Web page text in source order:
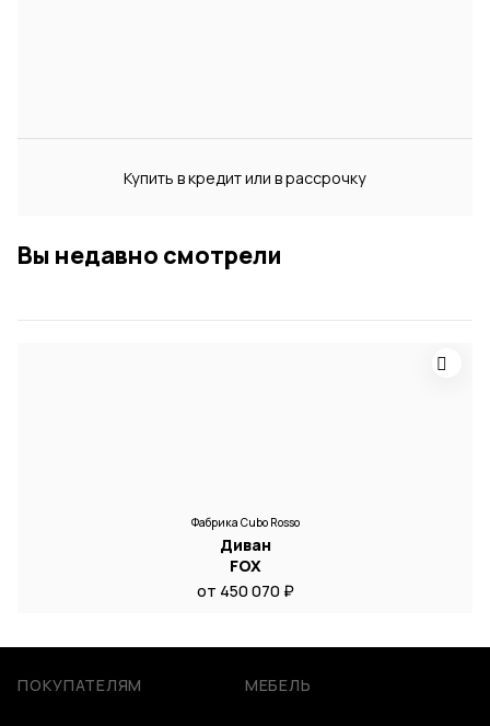
Купить в кредит или в рассрочку
Вы недавно смотрели
Фабрика Cubo Rosso
Диван
FOX
от 450 070 ₽
ПОКУПАТЕЛЯМ МЕБЕЛЬ